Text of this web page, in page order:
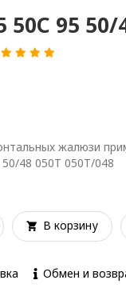
50С 95 50/
жалюзи
48 050Т 050Т/048
В корзину
Обмен и